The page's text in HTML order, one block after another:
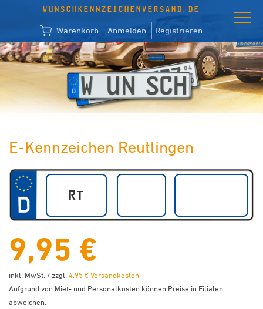
WUNSCHKENNZEICHENVERSAND.DE
Warenkorb Anmelden Registrieren
E-Kennzeichen Reutlingen
9,95 €
inkl. MwSt. / zzgl. 4,95 € Versandkosten
Aufgrund von Miet- und Personalkosten können Preise in Filialen
abweichen.